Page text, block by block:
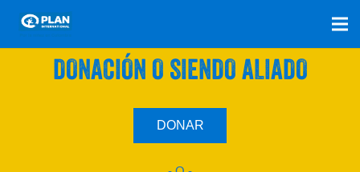
SÚMATE A NUESTRO PLAN CON UNA
DONACIÓN O SIENDO ALIADO
DONAR